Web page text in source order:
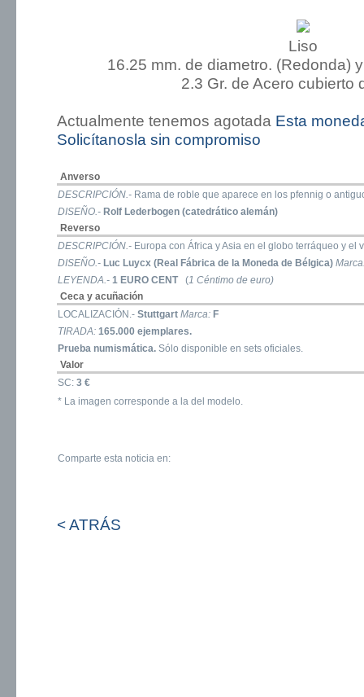
Liso
16.25 mm. de diametro. (Redonda)
2.3 Gr. de Acero cubierto
Actualmente tenemos agotada Esta
Solicítanosla sin compromiso
Anverso
DESCRIPCIÓN.- Rama de roble que aparece en los pfennig o
DISEÑO.- Rolf Lederbogen (catedrático alemán)
Reverso
DESCRIPCIÓN.- Europa con África y Asia en el globo terráqueo y el
DISEÑO.- Luc Luycx (Real Fábrica de la Moneda de Bélgica)
LEYENDA.- 1 EURO CENT(1 Céntimo de euro)
Ceca y acuñación
LOCALIZACIÓN.- Stuttgart Marca: F
TIRADA: 165.000 ejemplares.
Prueba numismática. Sólo disponible en sets oficiales.
Valor
SC: 3 €
* La imagen corresponde a la del modelo.
Comparte esta noticia en:
< ATRÁS